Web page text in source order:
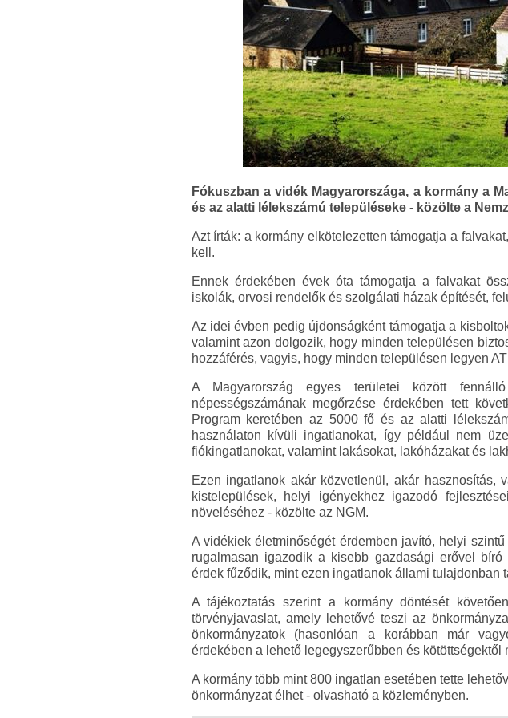
Fókuszban a vidék Magyarországa, a kormány a
és az alatti lélekszámú településeke - közölte a
Azt írták: a kormány elkötelezetten támogatja a
kell.
Ennek érdekében évek óta támogatja a falvakat
iskolák, orvosi rendelők és szolgálati házak építését,
Az idei évben pedig újdonságként támogatja a
valamint azon dolgozik, hogy minden településen
hozzáférés, vagyis, hogy minden településen legyen
A Magyarország egyes területei között
népességszámának megőrzése érdekében tett
Program keretében az 5000 fő és az alatti
használaton kívüli ingatlanokat, így például nem
fiókingatlanokat, valamint lakásokat, lakóházakat és
Ezen ingatlanok akár közvetlenül, akár hasznosítás,
kistelepülések, helyi igényekhez igazodó
növeléséhez - közölte az NGM.
A vidékiek életminőségét érdemben javító, helyi
rugalmasan igazodik a kisebb gazdasági erővel
érdek fűződik, mint ezen ingatlanok állami tulajdonban
A tájékoztatás szerint a kormány döntését
törvényjavaslat, amely lehetővé teszi az
önkormányzatok (hasonlóan a korábban már
érdekében a lehető legegyszerűbben és kötöttségektől
A kormány több mint 800 ingatlan esetében tette
önkormányzat élhet - olvasható a közleményben.